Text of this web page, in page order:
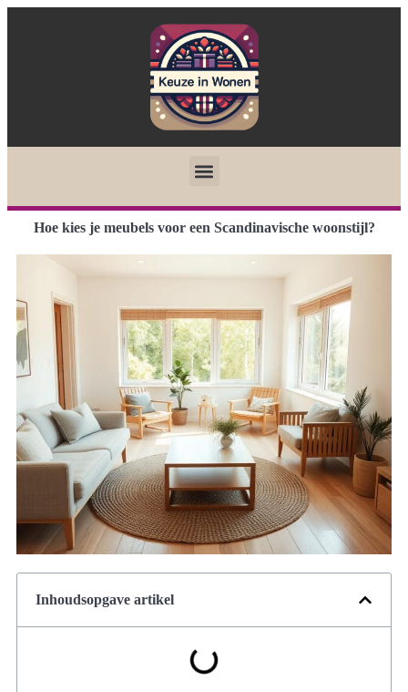
Hoe kies je meubels voor een Scandinavische woonstijl?
Inhoudsopgave artikel